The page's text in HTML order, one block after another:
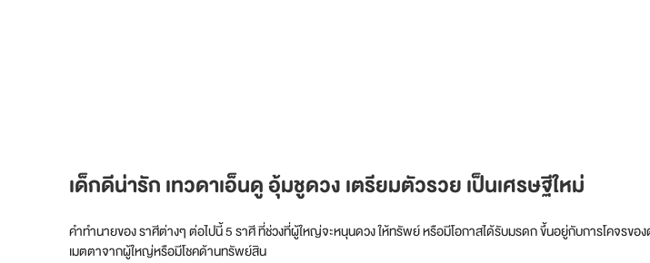
เด็กดีน่ารัก เทวดาเอ็นดู อุ้มชูดวงเตรียมตัวรวย เป็นเศรษฐีใหม่
คำทำนายของ ราศีต่างๆ ต่อไปนี้ 5 ราศี ที่ช่วงที่ผู้ใหญ่จะหนุนดวง ให้ทรัพย์ หรือมีโอกาสได้รับมรดก ขึ้นอยู่กับการโคจรข
เมตตาจากผู้ใหญ่หรือมีโชคด้านทรัพย์สิน